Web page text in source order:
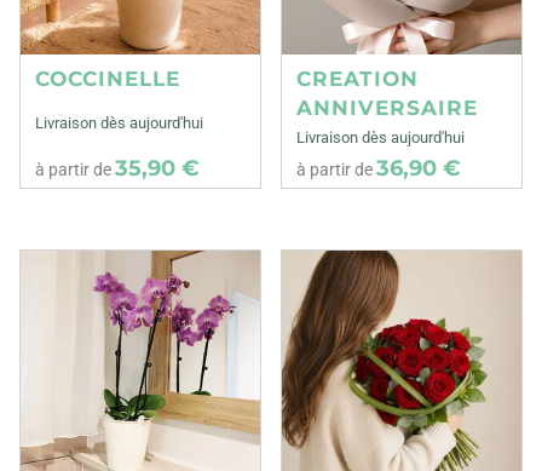
COCCINELLE
Livraison dès aujourd'hui
à partir de35,90 €
CREATION
ANNIVERSAIRE
Livraison dès aujourd'hui
à partir de36,90 €